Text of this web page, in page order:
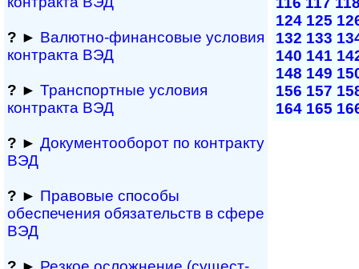
? ► Валютно-финансовые условия
контракта ВЭД
? ► Транспортные условия
контракта ВЭД
? ► Документооборот по контракту
ВЭД
? ► Правовые способы
обеспечения обяза­тельств в сфере
ВЭД
124 125
132 133
140 141
148 149
156 157
164 165